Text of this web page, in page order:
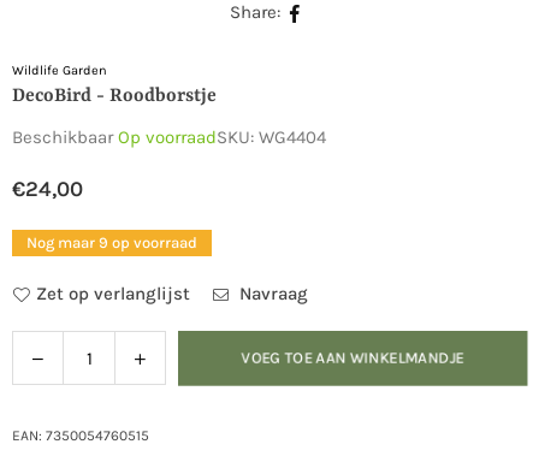
Share:
Wildlife Garden
DecoBird - Roodborstje
BeschikbaarOp voorraadSKU: WG4404
Normale
prijs
€24,00
Nog maar 9 op voorraad
Zet op verlanglijst Navraag
Hoeveelheid
Verlaag
de
voor
Verhoog
de
voor
VOEG TOE AAN WINKELMANDJE
EAN: 7350054760515